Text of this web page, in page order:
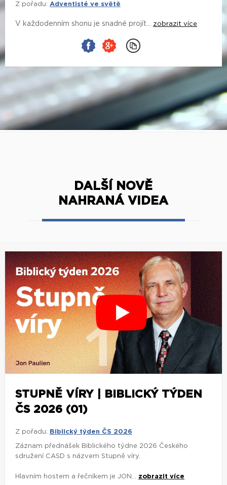
Z pořadu: Adventisté ve světě
V každodenním shonu je snadné projít... zobrazit více
DALŠÍ NOVĚ
NAHRANÁ VIDEA
STUPNĚ VÍRY | BIBLICKÝ TÝDEN
ČS 2026 (01)
Z pořadu: Biblický týden ČS 2026
Záznam přednášek Biblického týdne 2026 Českého
sdružení CASD s názvem Stupně víry.
Hlavním hostem a řečníkem je JON... zobrazit více